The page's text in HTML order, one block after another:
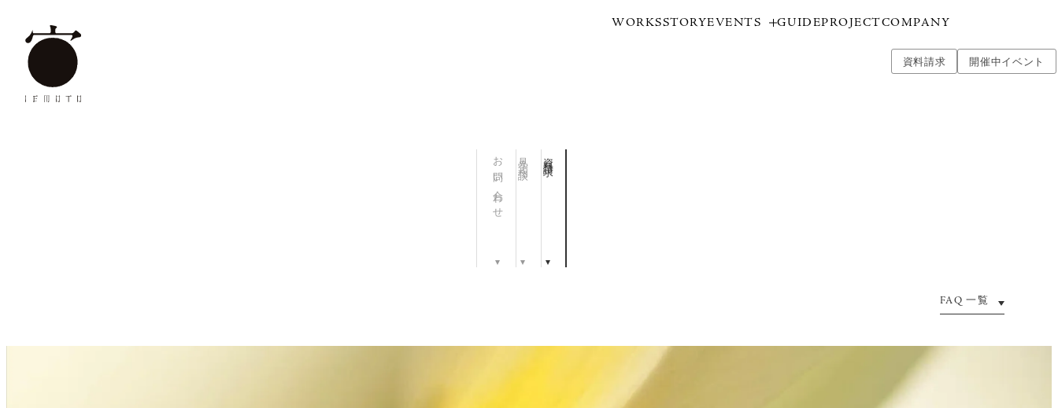
WORKSSTORYEVENTS GUIDEPROJECTCOMPANY
資料請求
資料請求
開催中イベント
開催中イベント
お問い合わせ 見学・相談 資料請求
FAQ 一覧